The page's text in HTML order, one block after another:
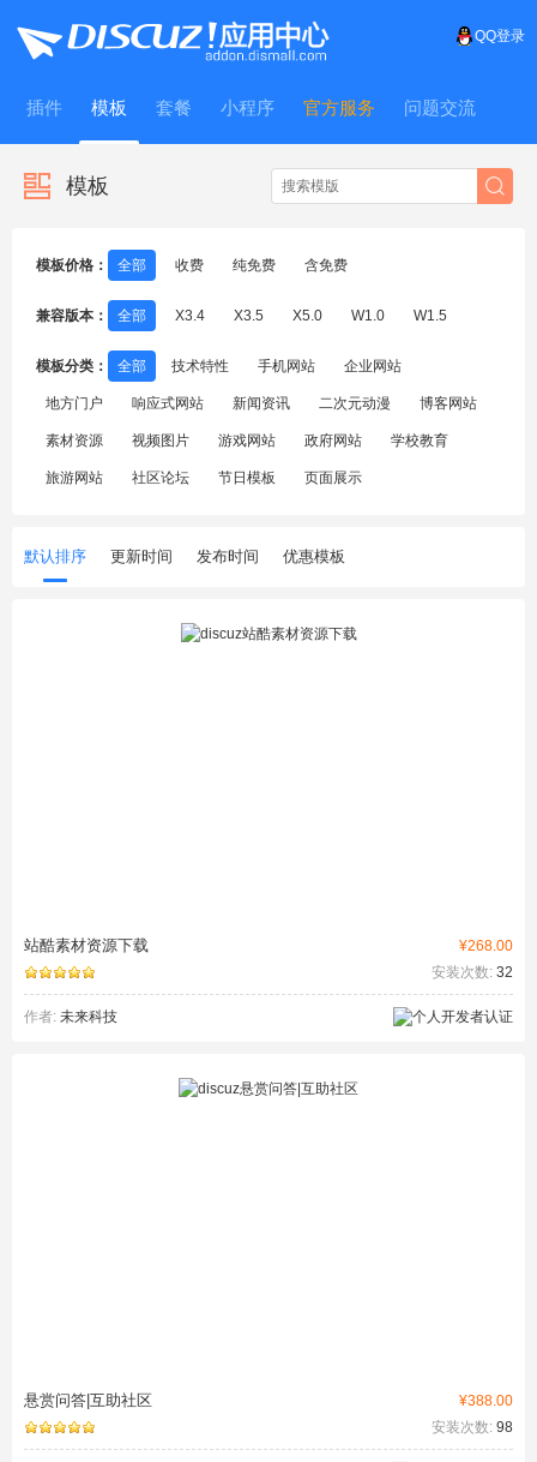
QQ登录
插件 模板 套餐 小程序 官方服务 问题交流
WitFrame
模板
模板价格： 全部 收费 纯免费 含免费
兼容版本： 全部 X3.4 X3.5 X5.0 W1.0 W1.5
模板分类： 全部 技术特性 手机网站 企业网站
地方门户 响应式网站 新闻资讯 二次元动漫 博客网站
素材资源 视频图片 游戏网站 政府网站 学校教育
旅游网站 社区论坛 节日模板 页面展示
默认排序 更新时间 发布时间 优惠模板
¥268.00
站酷素材资源下载
安装次数: 32
作者: 未来科技
¥388.00
悬赏问答|互助社区
安装次数: 98